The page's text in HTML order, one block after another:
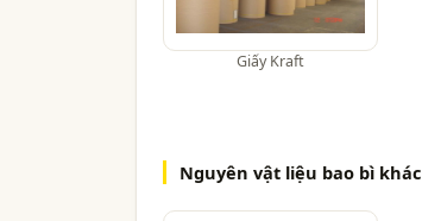
Giấy Kraft
Nguyên vật liệu bao bì khác